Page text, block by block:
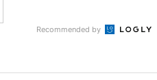
Recommended by